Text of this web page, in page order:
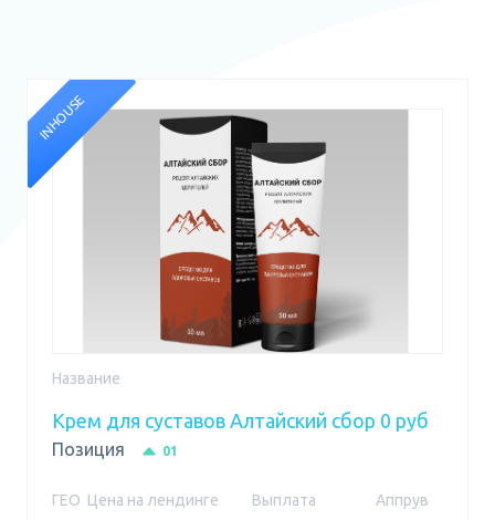
INHOUSE
Название
Крем для суставов Алтайский сбор 0 руб
Позиция 01
ГЕО Цена на лендинге Выплата Аппрув